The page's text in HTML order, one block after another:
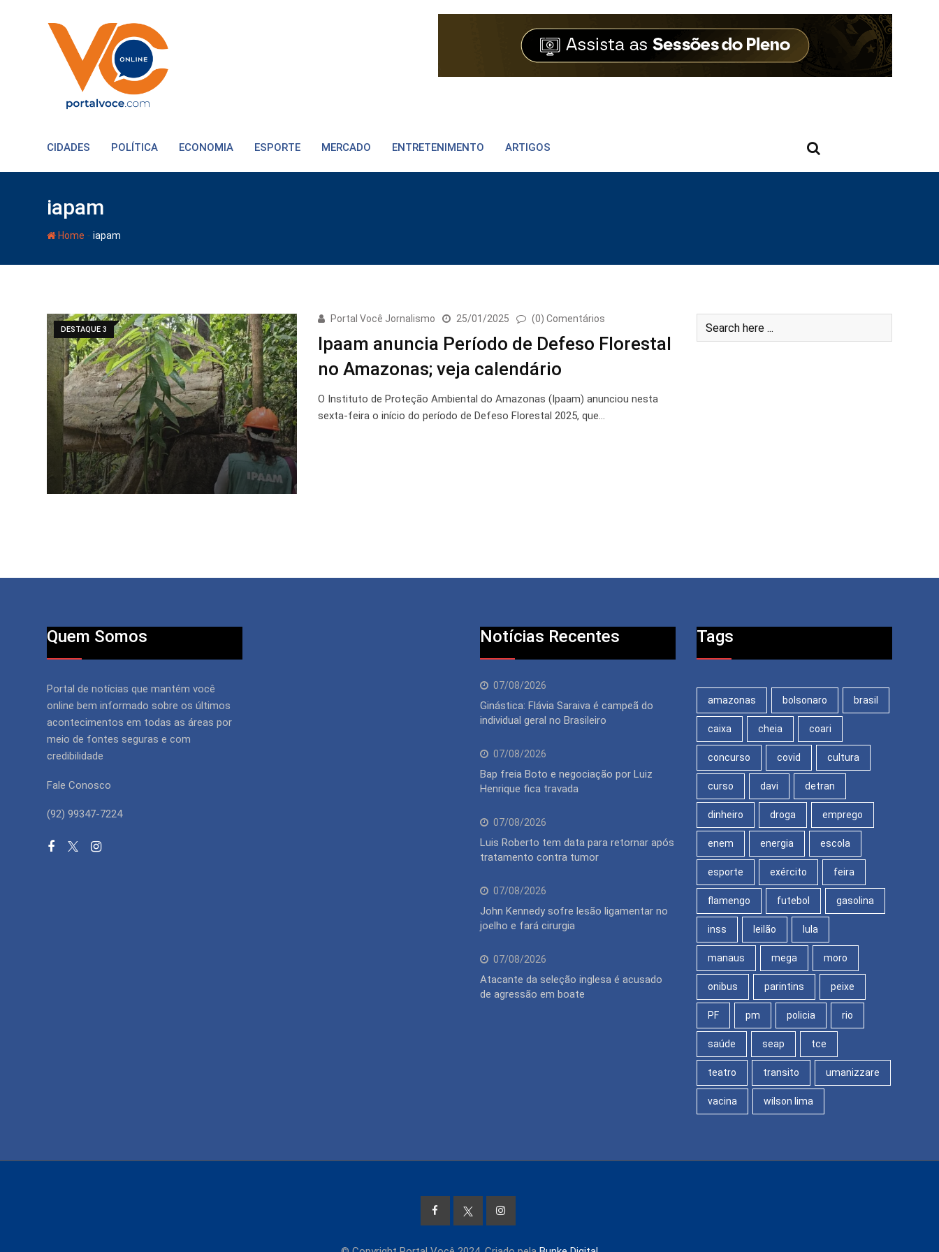
CIDADES POLÍTICA ECONOMIA ESPORTE MERCADO ENTRETENIMENTO ARTIGOS
iapam
Home - iapam
DESTAQUE 3
Portal Você Jornalismo 25/01/2025 (0) Comentários
Ipaam anuncia Período de Defeso Florestal
no Amazonas; veja calendário
O Instituto de Proteção Ambiental do Amazonas (Ipaam) anunciou nesta
sexta-feira o início do período de Defeso Florestal 2025, que…
Quem Somos
Portal de notícias que mantém você
online bem informado sobre os últimos
acontecimentos em todas as áreas por
meio de fontes seguras e com
credibilidade
Fale Conosco
(92) 99347-7224
Notícias Recentes
07/08/2026
Ginástica: Flávia Saraiva é campeã do
individual geral no Brasileiro
07/08/2026
Bap freia Boto e negociação por Luiz
Henrique fica travada
07/08/2026
Luis Roberto tem data para retornar após
tratamento contra tumor
07/08/2026
John Kennedy sofre lesão ligamentar no
joelho e fará cirurgia
07/08/2026
Atacante da seleção inglesa é acusado
de agressão em boate
Tags
amazonas bolsonaro brasil
caixa cheia coari
concurso covid cultura
curso davi detran
dinheiro droga emprego
enem energia escola
esporte exército feira
flamengo futebol gasolina
inss leilão lula
manaus mega moro
onibus parintins peixe
PF pm policia rio
saúde seap tce
teatro transito umanizzare
vacina wilson lima